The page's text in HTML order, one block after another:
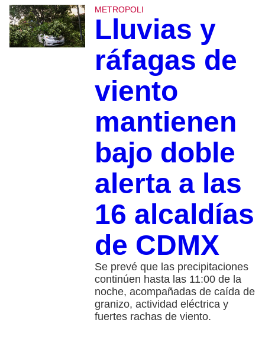
METROPOLI
Lluvias y
ráfagas de
viento
mantienen
bajo doble
alerta a las
16 alcaldías
de CDMX
Se prevé que las precipitaciones
continúen hasta las 11:00 de la
noche, acompañadas de caída de
granizo, actividad eléctrica y
fuertes rachas de viento.